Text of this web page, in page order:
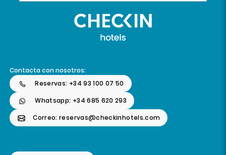
Contacta con nosotros:
Reservas: +34 93 100 07 50
Whatsapp: +34 685 620 293
Correo: reservas@checkinhotels.com